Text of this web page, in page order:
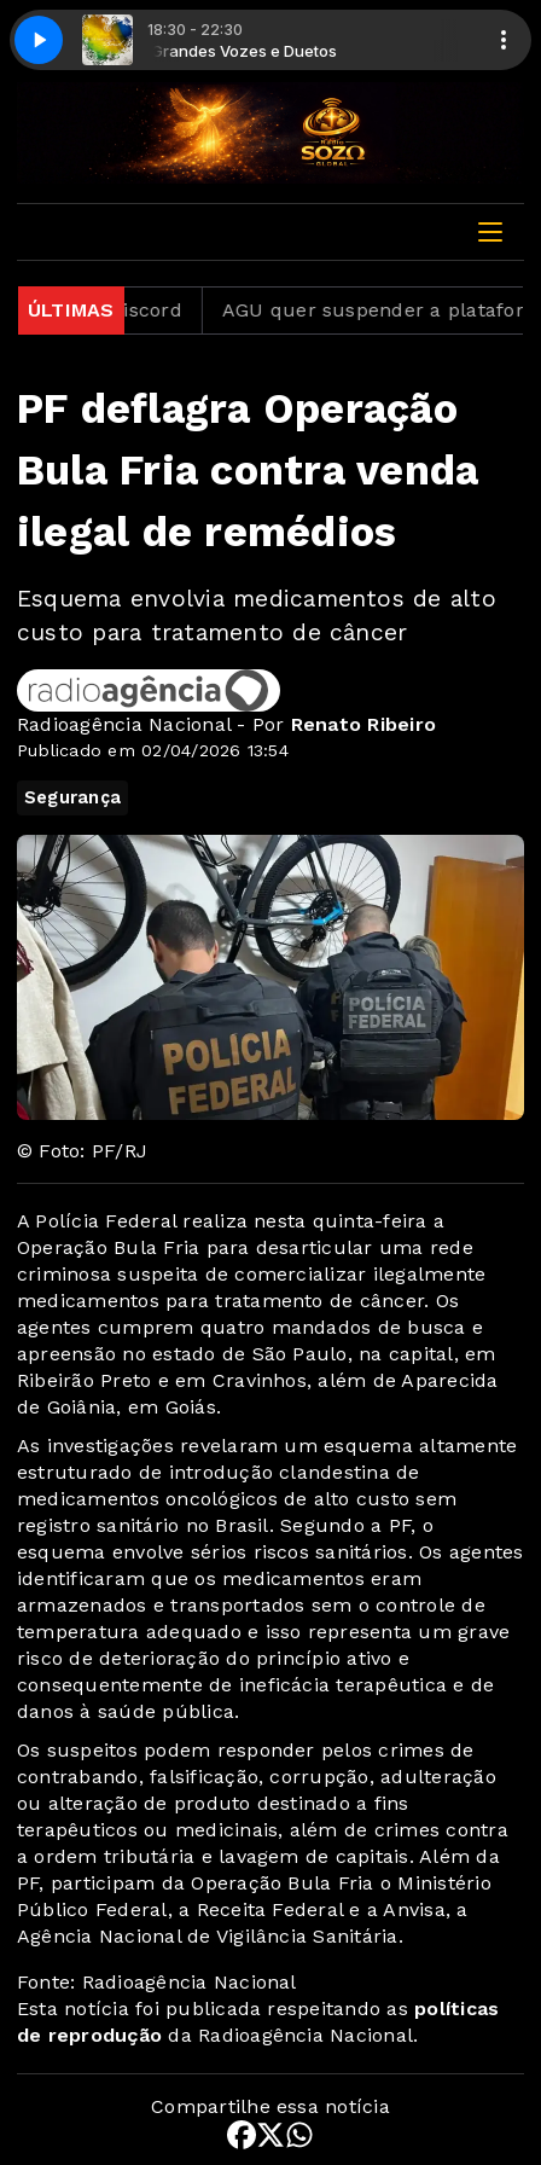
18:30 - 22:30
Grandes Vozes e Duetos
(Ao Vivo) Diante do Trono - Na terra seca (Ao Vivo)
ÚLTIMAS
Discord AGU quer suspender a plataforma
PF deflagra Operação
Bula Fria contra venda
ilegal de remédios
Esquema envolvia medicamentos de alto
custo para tratamento de câncer
Radioagência Nacional - Por Renato Ribeiro
Publicado em 02/04/2026 13:54
Segurança
© Foto: PF/RJ
A Polícia Federal realiza nesta quinta-feira a
Operação Bula Fria para desarticular uma rede
criminosa suspeita de comercializar ilegalmente
medicamentos para tratamento de câncer. Os
agentes cumprem quatro mandados de busca e
apreensão no estado de São Paulo, na capital, em
Ribeirão Preto e em Cravinhos, além de Aparecida
de Goiânia, em Goiás.
As investigações revelaram um esquema altamente
estruturado de introdução clandestina de
medicamentos oncológicos de alto custo sem
registro sanitário no Brasil. Segundo a PF, o
esquema envolve sérios riscos sanitários. Os agentes
identificaram que os medicamentos eram
armazenados e transportados sem o controle de
temperatura adequado e isso representa um grave
risco de deterioração do princípio ativo e
consequentemente de ineficácia terapêutica e de
danos à saúde pública.
Os suspeitos podem responder pelos crimes de
contrabando, falsificação, corrupção, adulteração
ou alteração de produto destinado a fins
terapêuticos ou medicinais, além de crimes contra
a ordem tributária e lavagem de capitais. Além da
PF, participam da Operação Bula Fria o Ministério
Público Federal, a Receita Federal e a Anvisa, a
Agência Nacional de Vigilância Sanitária.
Fonte: Radioagência Nacional
Esta notícia foi publicada respeitando as políticas
de reprodução da Radioagência Nacional.
Compartilhe essa notícia